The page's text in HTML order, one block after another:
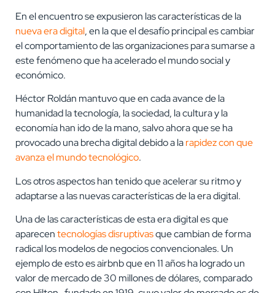
En el encuentro se expusieron las características de la
nueva era digital, en la que el desafío principal es cambiar
el comportamiento de las organizaciones para sumarse a
este fenómeno que ha acelerado el mundo social y
económico.
Héctor Roldán mantuvo que en cada avance de la
humanidad la tecnología, la sociedad, la cultura y la
economía han ido de la mano, salvo ahora que se ha
provocado una brecha digital debido a larapidez con que
avanza el mundo tecnológico.
Los otros aspectos han tenido que acelerar su ritmo y
adaptarse a las nuevas características de la era digital.
Una de las características de esta era digital es que
aparecentecnologías disruptivasque cambian de forma
radical los modelos de negocios convencionales. Un
ejemplo de esto es airbnb que en 11 años ha logrado un
valor de mercado de 30 millones de dólares, comparado